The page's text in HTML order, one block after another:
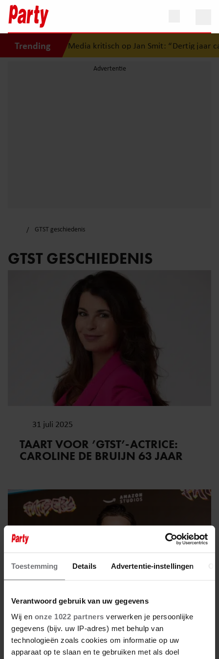
Toestemming Details Advertentie-instellingen
Verantwoord gebruik van uw gegevens
Wij en onze 1022 partners verwerken je persoonlijke
gegevens (bijv. uw IP-adres) met behulp van
technologieën zoals cookies om informatie op uw
apparaat op te slaan en te gebruiken met als doel
Trending
agenda”• Media kritisch op Jan Smit: “Dertig jaar
GTST geschiedenis
GTST GESCHIEDENIS
31 juli 2025
TAART VOOR ’GTST’-ACTRICE:
CAROLINE DE BRUIJN 63 JAAR
29 maart 2025